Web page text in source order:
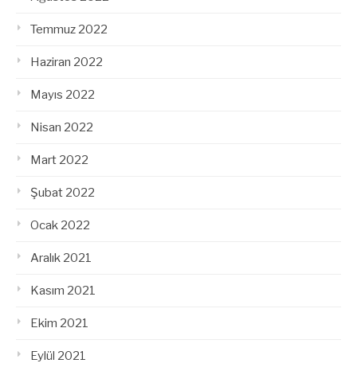
Temmuz 2022
Haziran 2022
Mayıs 2022
Nisan 2022
Mart 2022
Şubat 2022
Ocak 2022
Aralık 2021
Kasım 2021
Ekim 2021
Eylül 2021